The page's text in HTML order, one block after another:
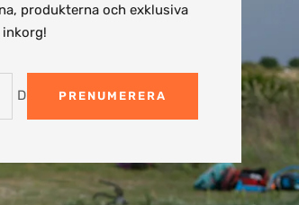
produkterna och exklusiva
Din e-postPRENUMERERA